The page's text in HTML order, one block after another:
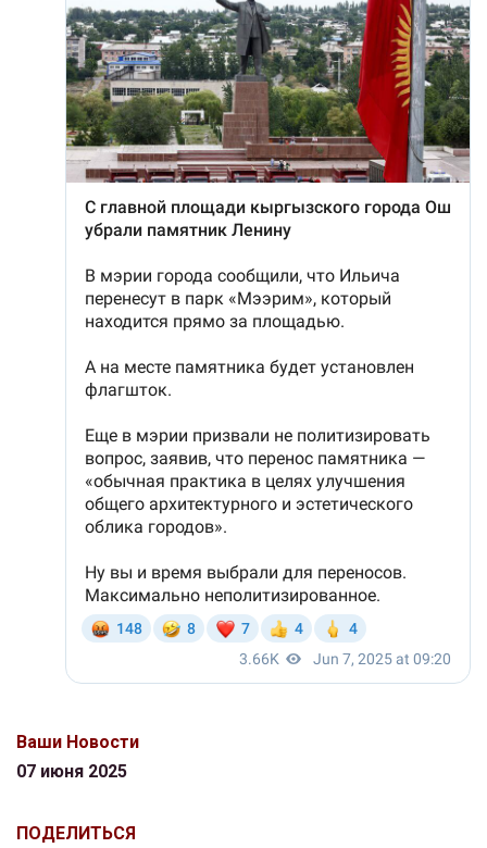
Ваши Новости
07 июня 2025
ПОДЕЛИТЬСЯ